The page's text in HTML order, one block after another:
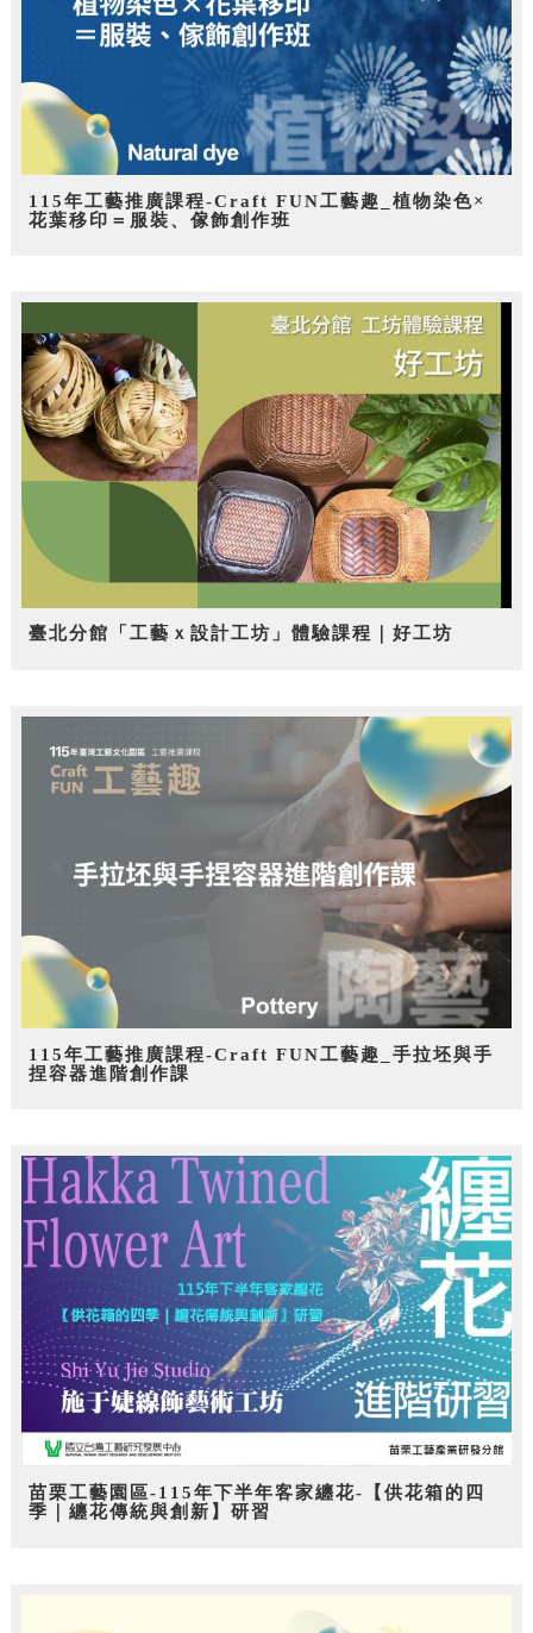
115年工藝推廣課程-Craft FUN工藝趣_植物染色×
花葉移印＝服裝、傢飾創作班
臺北分館「工藝ｘ設計工坊」體驗課程｜好工坊
115年工藝推廣課程-Craft FUN工藝趣_手拉坯與手
捏容器進階創作課
苗栗工藝園區-115年下半年客家纏花-【供花箱的四
季｜纏花傳統與創新】研習